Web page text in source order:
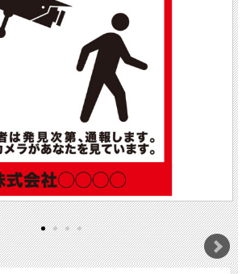
ザイン看板・ステッカーを安心してご利用いただくため
の共通仕様です。
のサイズ変更」「文字の追加や削除」「色の変更」な
変更なら無料にて承ります。